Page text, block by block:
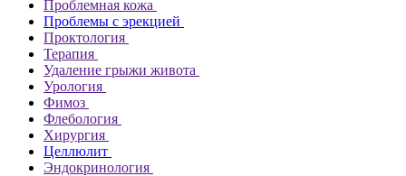
Проблемная кожа
Проблемы с эрекцией
Проктология
Терапия
Удаление грыжи живота
Урология
Фимоз
Флебология
Хирургия
Целлюлит
Эндокринология